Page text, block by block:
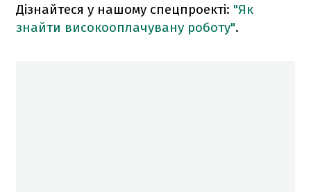
Дізнайтеся у нашому спецпроекті: "Як
знайти високооплачувану роботу".